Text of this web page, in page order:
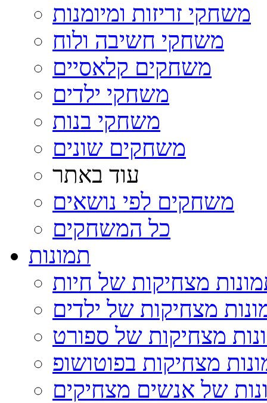
משחקי זריזות ומיומנות
משחקי חשיבה ולוח
משחקים קלאסיים
משחקי ילדים
משחקי בנות
משחקים שונים
עוד באתר
משחקים לפי נושאים
כל המשחקים
תמונות
מצחיקות של חיות
מצחיקות של ילדים
מצחיקות של ספורט
מצחיקות בפוטושופ
של אנשים מצחיקים